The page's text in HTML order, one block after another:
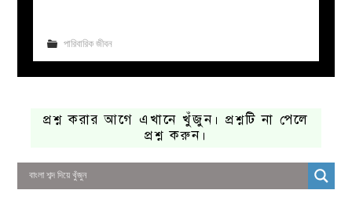
পারিবারিক জীবন
প্রশ্ন করার আগে এখানে খুঁজুন। প্রশ্নটি না পেলে
প্রশ্ন করুন।